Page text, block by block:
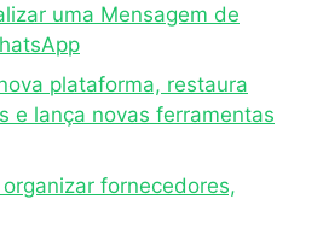
uma Mensagem de
plataforma, restaura
e lança novas ferramentas
fornecedores,